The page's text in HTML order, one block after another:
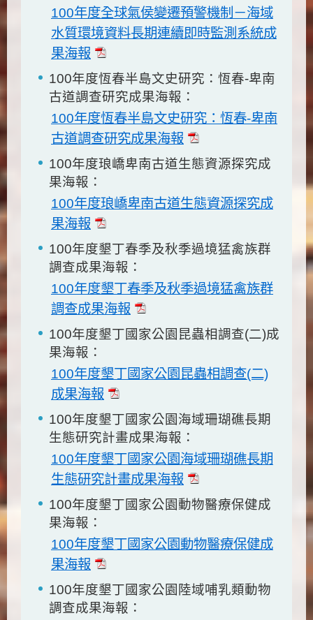
100年度全球氣侯變遷預警機制－海域
水質環境資料長期連續即時監測系統成
果海報
100年度恆春半島文史研究：恆春-卑南
古道調查研究成果海報：
100年度恆春半島文史研究：恆春-卑南
古道調查研究成果海報
100年度琅嶠卑南古道生態資源探究成
果海報：
100年度琅嶠卑南古道生態資源探究成
果海報
100年度墾丁春季及秋季過境猛禽族群
調查成果海報：
100年度墾丁春季及秋季過境猛禽族群
調查成果海報
100年度墾丁國家公園昆蟲相調查(二)成
果海報：
100年度墾丁國家公園昆蟲相調查(二)
成果海報
100年度墾丁國家公園海域珊瑚礁長期
生態研究計畫成果海報：
100年度墾丁國家公園海域珊瑚礁長期
生態研究計畫成果海報
100年度墾丁國家公園動物醫療保健成
果海報：
100年度墾丁國家公園動物醫療保健成
果海報
100年度墾丁國家公園陸域哺乳類動物
調查成果海報：